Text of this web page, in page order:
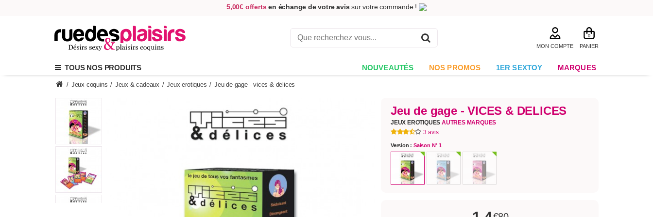
5,00€ offerts en échange de votre avis sur votre commande !
MON COMPTE
0
PANIER
TOUS NOS PRODUITS NOUVEAUTÉS NOS PROMOS 1ER SEXTOY MARQUES
/ Jeux coquins / Jeux & cadeaux / Jeux erotiques / Jeu de gage - vices & delices
Jeu de gage - VICES & DELICES
JEUX EROTIQUESAUTRES MARQUES
3 avis
Version : Saison N° 1